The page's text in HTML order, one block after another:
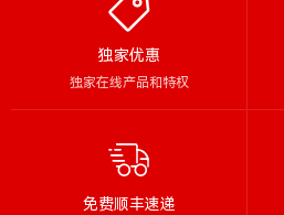
独家优惠
独家在线产品和特权
免费顺丰速递